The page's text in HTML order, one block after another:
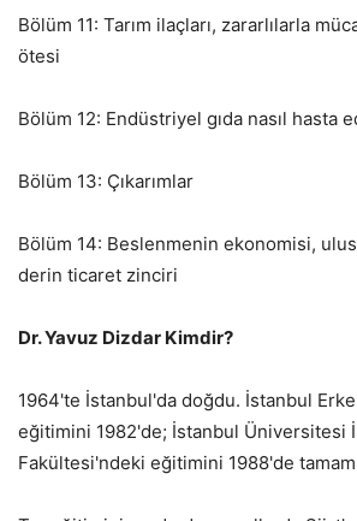
Bölüm 11: Tarım ilaçları, zararlılarla
ötesi
Bölüm 12: Endüstriyel gıda nasıl hasta
Bölüm 13: Çıkarımlar
Bölüm 14: Beslenmenin ekonomisi,
derin ticaret zinciri
Dr. Yavuz Dizdar Kimdir?
1964'te İstanbul'da doğdu. İstanbul
eğitimini 1982'de; İstanbul Üniversitesi
Fakültesi'ndeki eğitimini 1988'de